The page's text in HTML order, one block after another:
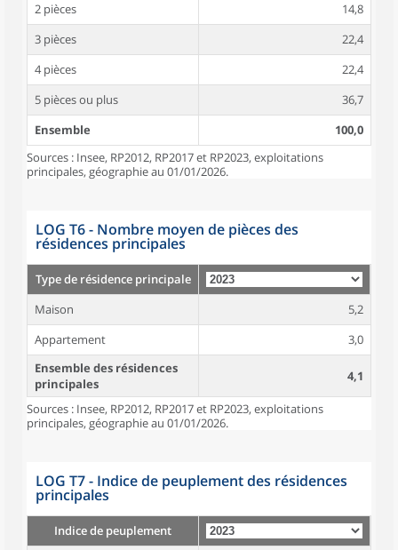
2 pièces
14,8
3 pièces
22,4
4 pièces
22,4
5 pièces ou plus
36,7
Ensemble
100,0
Sources : Insee, RP2012, RP2017 et RP2023, exploitations
principales, géographie au 01/01/2026.
LOG T6 - Nombre moyen de pièces des
résidences principales
Type de résidence principale
Maison
5,2
Appartement
3,0
Ensemble des résidences
principales
4,1
Sources : Insee, RP2012, RP2017 et RP2023, exploitations
principales, géographie au 01/01/2026.
LOG T7 - Indice de peuplement des résidences
principales
Indice de peuplement